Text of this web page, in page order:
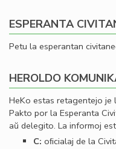
ESPERANTA
Petu la esperantan
HEROLDO
HeKo estas retagentejo je
Pakto por la Esperanta
aŭ delegito. La informoj
C: oﬁcialaj de la